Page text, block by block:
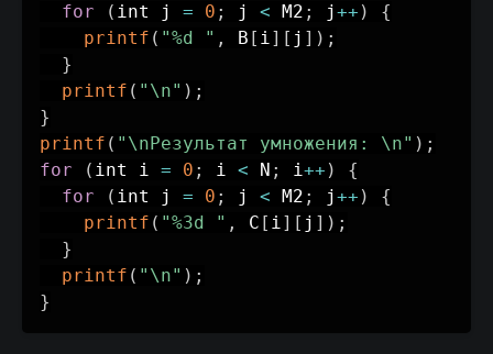
for
( int j = 0 ; j < M2 ; j++ )
{
printf ( "%d " , B [ i] [ j ] ) ;
}
printf ( "\n" ) ;
}
printf ( "\nРезультат умножения: \n" ) ;
for
( int i = 0 ; i < N ; i++ )
{
for
( int j = 0 ; j < M2 ; j++ )
{
printf ( "%3d " , C [ i] [ j ] ) ;
}
printf ( "\n" ) ;
}